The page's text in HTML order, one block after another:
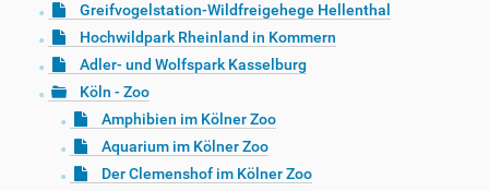
Greifvogelstation-Wildfreigehege Hellenthal
Hochwildpark Rheinland in Kommern
Adler- und Wolfspark Kasselburg
Köln - Zoo
Amphibien im Kölner Zoo
Aquarium im Kölner Zoo
Der Clemenshof im Kölner Zoo